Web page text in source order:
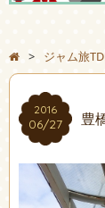
> ジャム旅
2016
06/27 豊